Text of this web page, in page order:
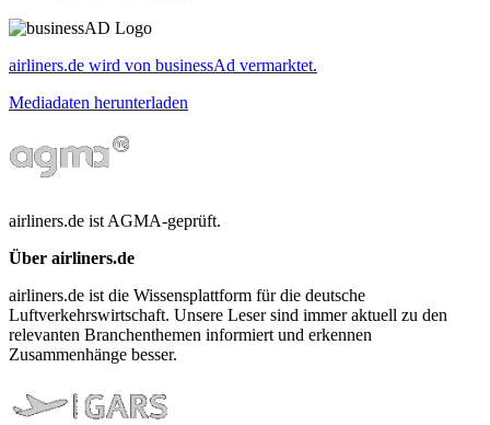
airliners.de wird von businessAd vermarktet.
Mediadaten herunterladen
airliners.de ist AGMA-geprüft.
Über airliners.de
airliners.de ist die Wissensplattform für die deutsche
Luftverkehrswirtschaft. Unsere Leser sind immer aktuell zu den
relevanten Branchenthemen informiert und erkennen
Zusammenhänge besser.